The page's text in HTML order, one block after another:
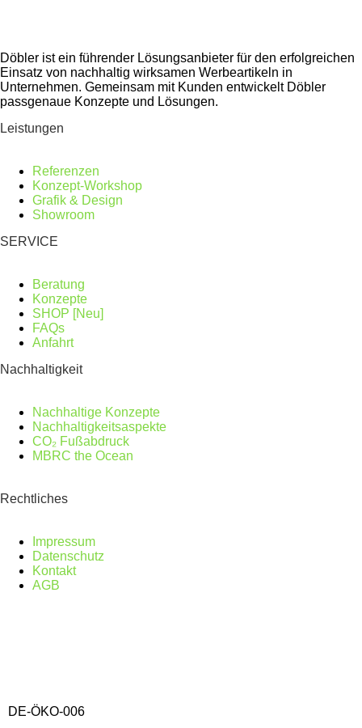
Döbler ist ein führender Lösungsanbieter für den erfolgreichen
Einsatz von nachhaltig wirksamen Werbeartikeln in
Unternehmen. Gemeinsam mit Kunden entwickelt Döbler
passgenaue Konzepte und Lösungen.
Leistungen
Referenzen
Konzept-Workshop
Grafik & Design
Showroom
SERVICE
Beratung
Konzepte
SHOP [Neu]
FAQs
Anfahrt
Nachhaltigkeit
Nachhaltige Konzepte
Nachhaltigkeitsaspekte
CO₂ Fußabdruck
MBRC the Ocean
Rechtliches
Impressum
Datenschutz
Kontakt
AGB
DE-ÖKO-006